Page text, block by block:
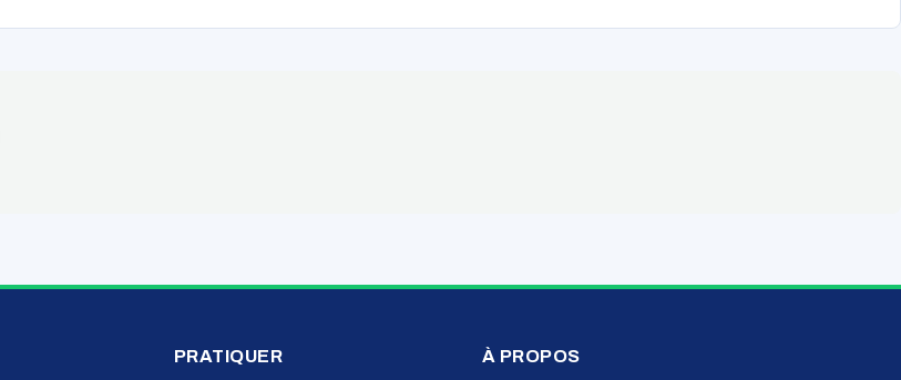
PRATIQUER À PROPOS